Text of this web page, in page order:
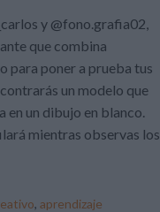
y @fono.grafia02,
que combina
para poner a prueba tus
un modelo que
en un dibujo en blanco.
mientras observas los
, aprendizaje